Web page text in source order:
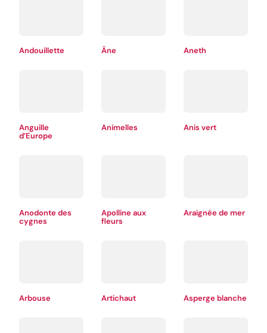
Andouillette Âne Aneth
Anguille
d’Europe
Animelles Anis vert
Anodonte des
cygnes
Apolline aux
fleurs
Araignée de mer
Arbouse Artichaut Asperge blanche